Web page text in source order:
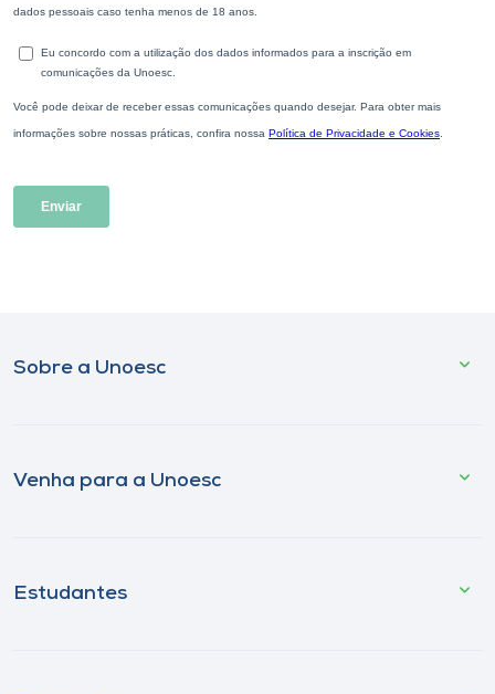
Sobre a Unoesc
Venha para a Unoesc
Estudantes